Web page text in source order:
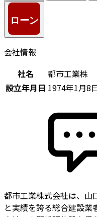
会社情報
社名
都市工業株
設立年月日 1974年1月8
都市工業株式会社は、山
と実績を誇る総合建設業